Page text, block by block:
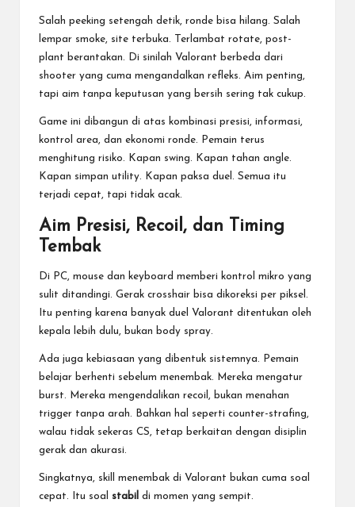
Salah peeking setengah detik, ronde bisa hilang. Salah
lempar smoke, site terbuka. Terlambat rotate, post-
plant berantakan. Di sinilah Valorant berbeda dari
shooter yang cuma mengandalkan refleks. Aim penting,
tapi aim tanpa keputusan yang bersih sering tak cukup.
Game ini dibangun di atas kombinasi presisi, informasi,
kontrol area, dan ekonomi ronde. Pemain terus
menghitung risiko. Kapan swing. Kapan tahan angle.
Kapan simpan utility. Kapan paksa duel. Semua itu
terjadi cepat, tapi tidak acak.
Aim Presisi, Recoil, dan Timing
Tembak
Di PC, mouse dan keyboard memberi kontrol mikro yang
sulit ditandingi. Gerak crosshair bisa dikoreksi per piksel.
Itu penting karena banyak duel Valorant ditentukan oleh
kepala lebih dulu, bukan body spray.
Ada juga kebiasaan yang dibentuk sistemnya. Pemain
belajar berhenti sebelum menembak. Mereka mengatur
burst. Mereka mengendalikan recoil, bukan menahan
trigger tanpa arah. Bahkan hal seperti counter-strafing,
walau tidak sekeras CS, tetap berkaitan dengan disiplin
gerak dan akurasi.
Singkatnya, skill menembak di Valorant bukan cuma soal
cepat. Itu soal stabil di momen yang sempit.